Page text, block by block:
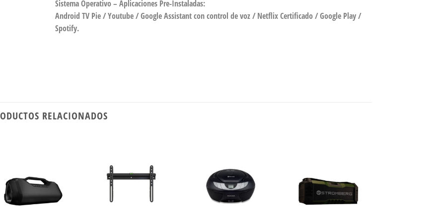
Sistema Operativo – Aplicaciones Pre-Instaladas:
Android TV Pie / Youtube / Google Assistant con control de voz / Netflix Certificado / Google Play /
Spotify.
RELACIONADOS